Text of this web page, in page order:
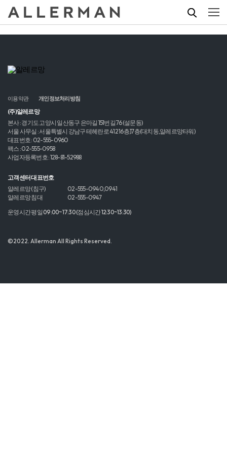
이용약관 개인정보처리방침
(주)알레르망
본사 : 경기도 고양시 일산동구 은마길 151번길 76 (설문동)
서울 사무실 : 서울특별시 강남구 테헤란로 412 16층,17층(대치동,알레르망타워)
대표번호 : 02-555-0960
팩스 : 02-555-0958
사업자등록번호 : 128-81-52988
고객센터 대표번호
알레르망 (침구)
02-555-0940,0941
알레르망 침대
02-555-0947
운영시간 평일 09:00~17:30 (점심시간 12:30~13:30)
©2022. Allerman All Rights Reserved.